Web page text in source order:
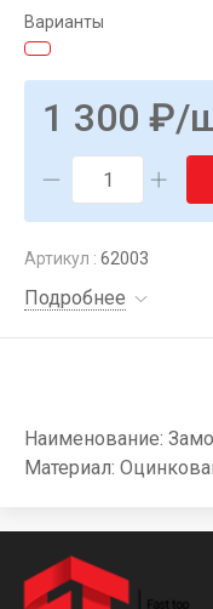
Варианты
1 300 ₽/
Артикул : 62003
Подробнее
Наименование:
Материал: